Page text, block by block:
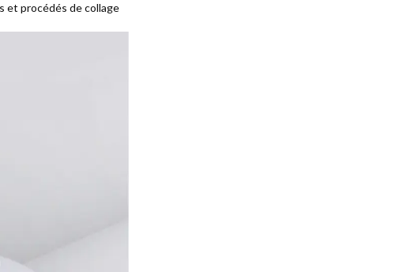
et procédés de collage